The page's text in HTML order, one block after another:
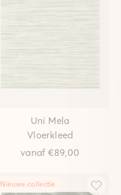
Uni Mela
Vloerkleed
vanaf€89,00
Nieuwe collectie